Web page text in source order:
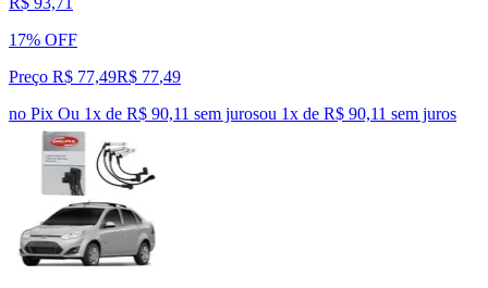
17% OFF
Preço R$ 77,49R$ 77,49
no Pix Ou 1x de R$ 90,11 sem jurosou 1x de R$ 90,11 sem juros